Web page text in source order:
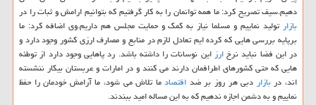
دهیم.سیف تصریح كرد: ما همه توانمان را به كار گرفتیم كه بتوانیم ارامش و ثبات را در
بازارتولید نماییم و مسلما نیاز به كمك و حمایت مجلس هم داریم.وی اضافه كرد: ما
برپایه بررسی هایی كه كرده ایم تعادل لازم در منابع و مصارف ارزی كشور وجود دارد و
در این فضا نباید نرخارزاین نوسانات را داشته باشد. رد پاهایی وجود دارد از توطئه
هایی كه حتی كشورهای اطرافمان دارند می كنند و در امارات و عربستان بیكار ننشسته
اند، دربازار دبی هر روز بر ضد اقتصادما تلاش می شود، ما آرامش خودمان را حفظ
نماییم و به دشمن اجازه ندهیم كه به این مساله امید ببندند.